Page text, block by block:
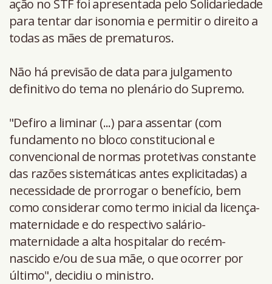
ação no STF foi apresentada pelo Solidariedade
para tentar dar isonomia e permitir o direito a
todas as mães de prematuros.
Não há previsão de data para julgamento
definitivo do tema no plenário do Supremo.
"Defiro a liminar (...) para assentar (com
fundamento no bloco constitucional e
convencional de normas protetivas constante
das razões sistemáticas antes explicitadas) a
necessidade de prorrogar o benefício, bem
como considerar como termo inicial da licença-
maternidade e do respectivo salário-
maternidade a alta hospitalar do recém-
nascido e/ou de sua mãe, o que ocorrer por
último", decidiu o ministro.